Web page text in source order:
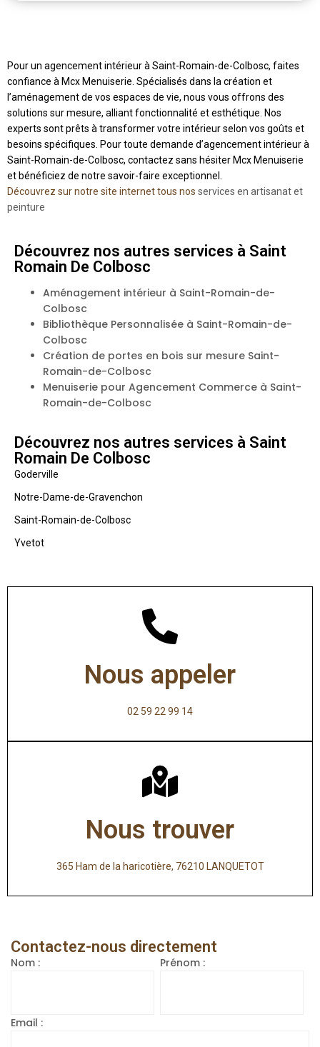
Pour un agencement intérieur à Saint-Romain-de-Colbosc, faites
confiance à Mcx Menuiserie. Spécialisés dans la création et
l’aménagement de vos espaces de vie, nous vous offrons des
solutions sur mesure, alliant fonctionnalité et esthétique. Nos
experts sont prêts à transformer votre intérieur selon vos goûts et
besoins spécifiques. Pour toute demande d’agencement intérieur à
Saint-Romain-de-Colbosc, contactez sans hésiter Mcx Menuiserie
et bénéficiez de notre savoir-faire exceptionnel.
Découvrez sur notre site internet tous nos services en artisanat et
peinture
Découvrez nos autres services à Saint
Romain De Colbosc
Aménagement intérieur à Saint-Romain-de-
Colbosc
Bibliothèque Personnalisée à Saint-Romain-de-
Colbosc
Création de portes en bois sur mesure Saint-
Romain-de-Colbosc
Menuiserie pour Agencement Commerce à Saint-
Romain-de-Colbosc
Découvrez nos autres services à Saint
Romain De Colbosc
Goderville
Notre-Dame-de-Gravenchon
Saint-Romain-de-Colbosc
Yvetot
Nous appeler
02 59 22 99 14
Nous trouver
365 Ham de la haricotière, 76210 LANQUETOT
Contactez-nous directement
Nom : Prénom :
Email :